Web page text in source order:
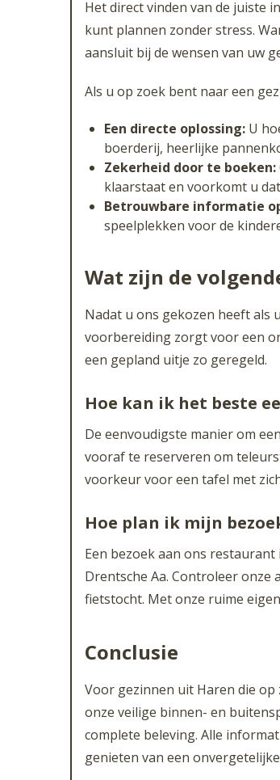
Het direct vinden van de juiste
kunt plannen zonder stress.
aansluit bij de wensen van uw
Als u op zoek bent naar een
Een directe oplossing: U
boerderij, heerlijke
Zekerheid door te boeken:
klaarstaat en voorkomt u
Betrouwbare informatie
speelplekken voor de
Wat zijn de
Nadat u ons gekozen heeft als
voorbereiding zorgt voor een
een gepland uitje zo geregeld.
Hoe kan ik het beste
De eenvoudigste manier om
vooraf te reserveren om
voorkeur voor een tafel met
Hoe plan ik mijn
Een bezoek aan ons
Drentsche Aa. Controleer
fietstocht. Met onze ruime
Conclusie
Voor gezinnen uit Haren die
onze veilige binnen- en
complete beleving. Alle
genieten van een